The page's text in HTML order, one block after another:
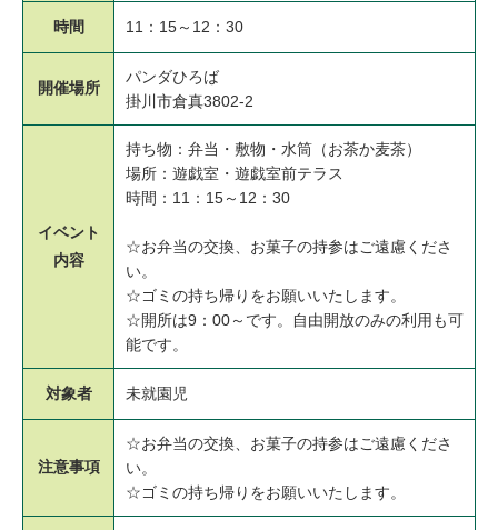
時間 11：15～12：30
開催場所
パンダひろば
掛川市倉真3802-2
イベント
内容
持ち物：弁当・敷物・水筒（お茶か麦茶）
場所：遊戯室・遊戯室前テラス
時間：11：15～12：30
☆お弁当の交換、お菓子の持参はご遠慮くださ
い。
☆ゴミの持ち帰りをお願いいたします。
☆開所は9：00～です。自由開放のみの利用も可
能です。
対象者 未就園児
注意事項
☆お弁当の交換、お菓子の持参はご遠慮くださ
い。
☆ゴミの持ち帰りをお願いいたします。